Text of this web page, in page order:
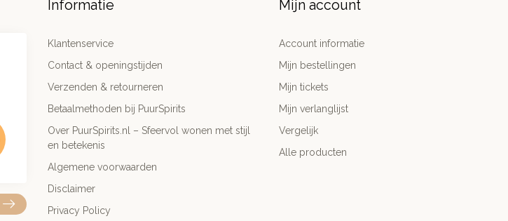
Informatie
Klantenservice
Contact & openingstijden
Verzenden & retourneren
Betaalmethoden bij PuurSpirits
Over PuurSpirits.nl – Sfeervol wonen met stijl
en betekenis
Algemene voorwaarden
Disclaimer
Privacy Policy
Mijn account
Account informatie
Mijn bestellingen
Mijn tickets
Mijn verlanglijst
Vergelijk
Alle producten